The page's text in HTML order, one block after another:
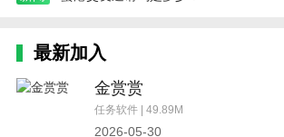
最新加入
金赏赏
任务软件 | 49.89M
2026-05-30